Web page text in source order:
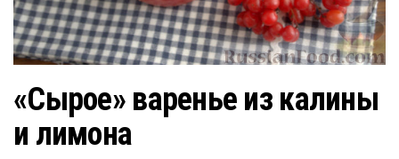
«Сырое» варенье из калины
и лимона